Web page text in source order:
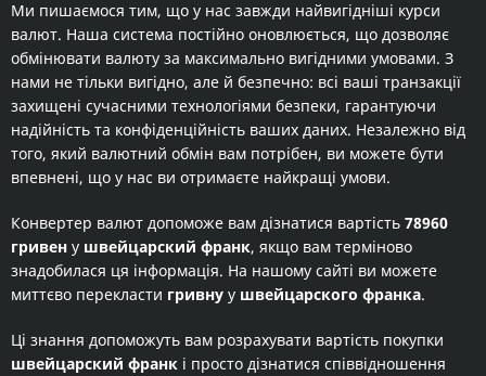
Ми пишаємося тим, що у нас завжди найвигідніші курси
валют. Наша система постійно оновлюється, що дозволяє
обмінювати валюту за максимально вигідними умовами. З
нами не тільки вигідно, але й безпечно: всі ваші транзакції
захищені сучасними технологіями безпеки, гарантуючи
надійність та конфіденційність ваших даних. Незалежно від
того, який валютний обмін вам потрібен, ви можете бути
впевнені, що у нас ви отримаєте найкращі умови.
Конвертер валют допоможе вам дізнатися вартість 78960
гривен у швейцарский франк, якщо вам терміново
знадобилася ця інформація. На нашому сайті ви можете
миттєво перекласти гривну у швейцарского франка.
Ці знання допоможуть вам розрахувати вартість покупки
швейцарский франк і просто дізнатися співвідношення